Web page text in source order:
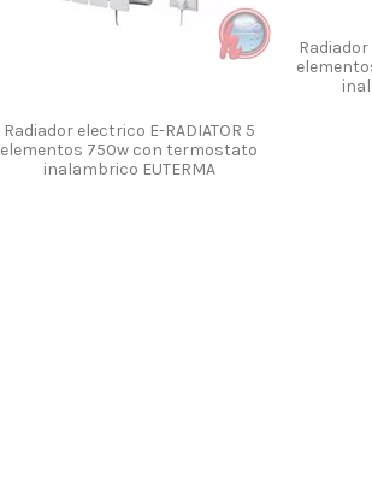
Radiador electrico E-RADIATOR 5
elementos 750w con termostato
inalambrico EUTERMA
Radiador